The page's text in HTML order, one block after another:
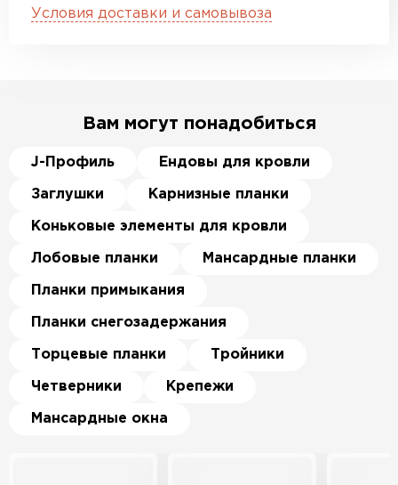
Условия доставки и самовывоза
Вам могут понадобиться
J-Профиль Ендовы для кровли
Заглушки Карнизные планки
Коньковые элементы для кровли
Лобовые планки Мансардные планки
Планки примыкания
Планки снегозадержания
Торцевые планки Тройники
Четверники Крепежи
Мансардные окна